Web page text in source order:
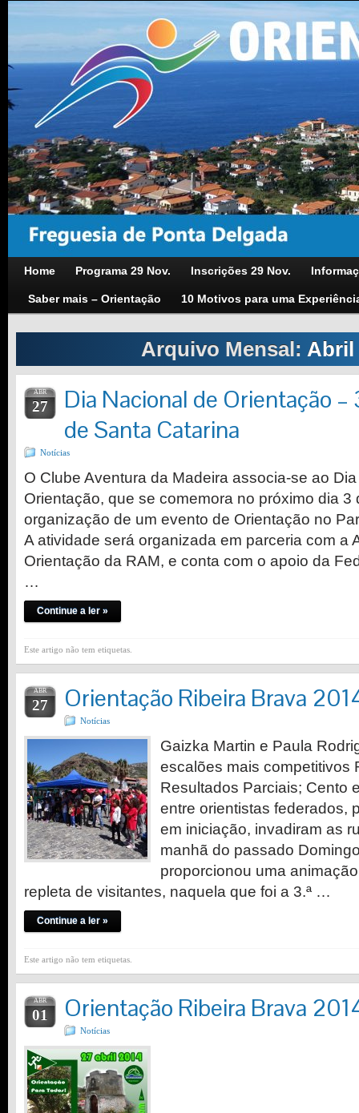
Home Programa 29 Nov. Inscrições 29 Nov.
Saber mais – Orientação 10 Motivos para uma
Arquivo Mensal: Abril
ABR
27
Dia Nacional de Orientação –
de Santa Catarina
Notícias
O Clube Aventura da Madeira associa-se ao
Orientação, que se comemora no próximo dia 3
organização de um evento de Orientação no
A atividade será organizada em parceria com a
Orientação da RAM, e conta com o apoio da
…
Continue a ler »
Este artigo não tem etiquetas.
ABR
27 Orientação Ribeira Brava
Notícias
Gaizka Martin e Paula
escalões mais competitivos
Resultados Parciais; Cento
entre orientistas federados,
em iniciação, invadiram as
manhã do passado
proporcionou uma
repleta de visitantes, naquela que foi a 3.ª …
Continue a ler »
Este artigo não tem etiquetas.
ABR
01 Orientação Ribeira Brava
Notícias